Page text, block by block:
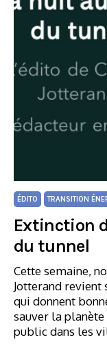
ÉDITO TRANSITION
Extinction
du tunnel
Cette semaine,
Jotterand
qui donnent
sauver la
public dans les